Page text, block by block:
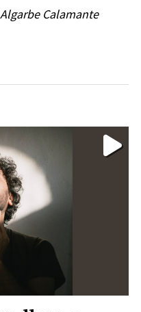
Calamante